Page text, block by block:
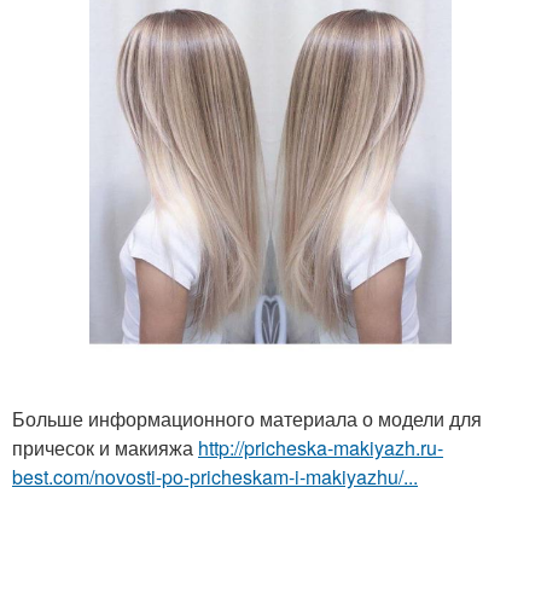
Больше информационного материала о модели для
причесок и макияжа http://pricheska-makiyazh.ru-
best.com/novosti-po-pricheskam-i-makiyazhu/...